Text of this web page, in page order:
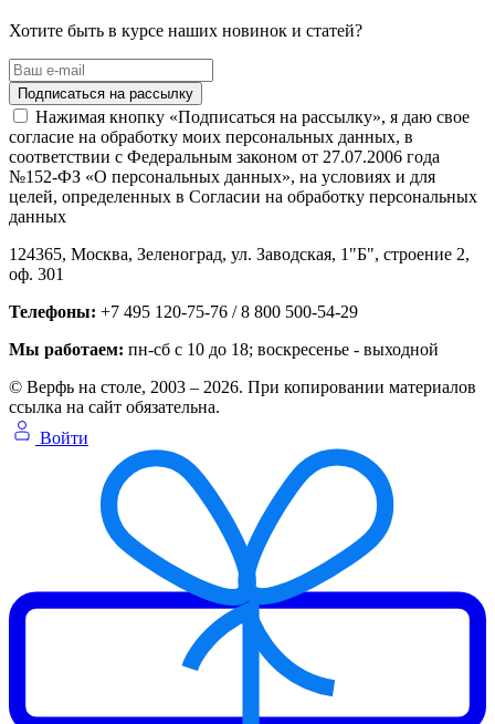
Хотите быть в курсе наших новинок и статей?
Нажимая кнопку «Подписаться на рассылку», я даю свое
согласие на обработку моих персональных данных, в
соответствии с Федеральным законом от 27.07.2006 года
№152-ФЗ «О персональных данных», на условиях и для
целей, определенных в Согласии на обработку персональных
данных
124365, Москва, Зеленоград, ул. Заводская, 1"Б", строение 2,
оф. 301
Телефоны: +7 495 120-75-76 / 8 800 500-54-29
Мы работаем: пн-сб с 10 до 18; воскресенье - выходной
© Верфь на столе, 2003 – 2026. При копировании материалов
ссылка на сайт обязательна.
Войти